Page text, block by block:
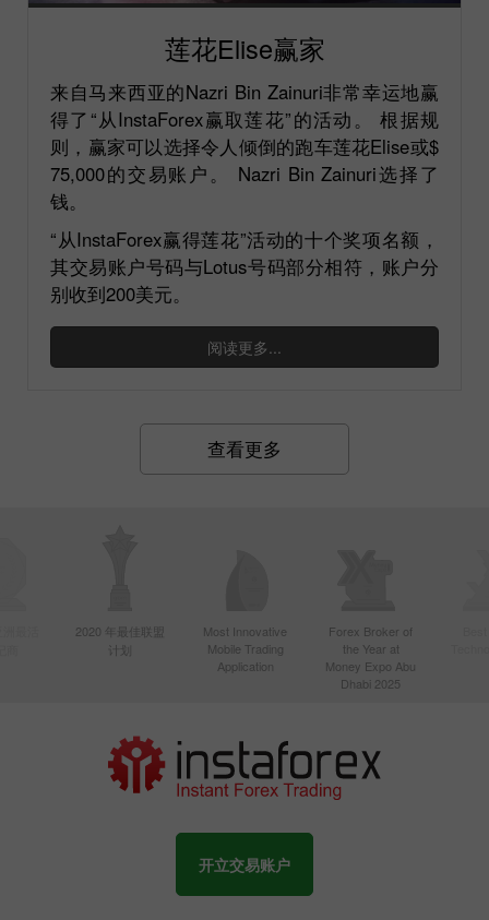
莲花Elise赢家
来自马来西亚的Nazri Bin Zainuri非常幸运地赢
得了“从InstaForex赢取莲花”的活动。 根据规
则，赢家可以选择令人倾倒的跑车莲花Elise或$
75,000的交易账户。 Nazri Bin Zainuri选择了
钱。
“从InstaForex赢得莲花”活动的十个奖项名额，
其交易账户号码与Lotus号码部分相符，账户分
别收到200美元。
阅读更多...
查看更多
2020 年最佳联盟
计划
Most Innovative
Mobile Trading
Application
Forex Broker of
the Year at
Money Expo Abu
Dhabi 2025
开立交易账户